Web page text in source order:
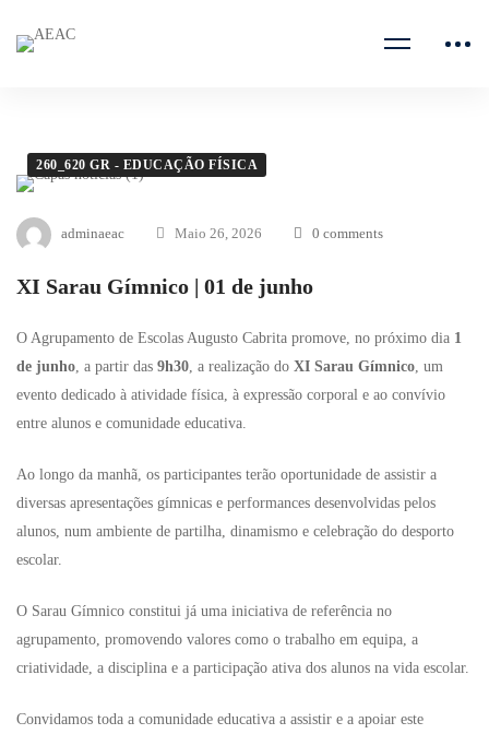
260_620 GR - EDUCAÇÃO FÍSICA
adminaeac Maio 26, 2026 0 comments
XI Sarau Gímnico | 01 de junho
O Agrupamento de Escolas Augusto Cabrita promove, no próximo dia 1
de junho, a partir das 9h30, a realização do XI Sarau Gímnico, um
evento dedicado à atividade física, à expressão corporal e ao convívio
entre alunos e comunidade educativa.
Ao longo da manhã, os participantes terão oportunidade de assistir a
diversas apresentações gímnicas e performances desenvolvidas pelos
alunos, num ambiente de partilha, dinamismo e celebração do desporto
escolar.
O Sarau Gímnico constitui já uma iniciativa de referência no
agrupamento, promovendo valores como o trabalho em equipa, a
criatividade, a disciplina e a participação ativa dos alunos na vida escolar.
Convidamos toda a comunidade educativa a assistir e a apoiar este